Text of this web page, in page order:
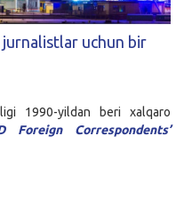
jurnalistlar uchun bir
1990-yildan beri xalqaro
Foreign Correspondents’